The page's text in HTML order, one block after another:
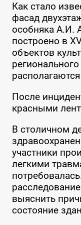
Как стало
фасад
особняка А.И.
построено в
объектов
После
красными
В столичном
участники
легкими
выяснить
состояние